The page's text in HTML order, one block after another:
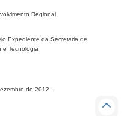
Regional
Expediente da Secretaria de
e Tecnologia
de 2012.